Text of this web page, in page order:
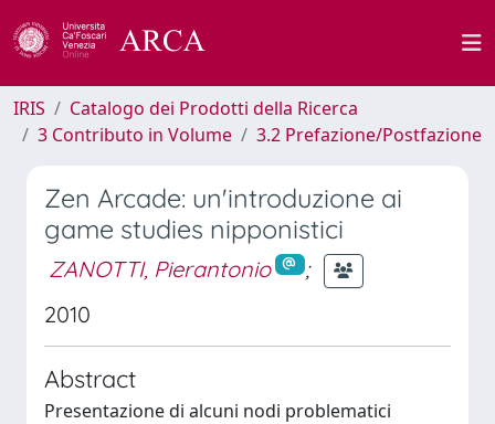
IRIS
Catalogo dei Prodotti della Ricerca
3 Contributo in Volume
3.2 Prefazione/Postfazione
Zen Arcade: un'introduzione ai
game studies nipponistici
ZANOTTI, Pierantonio
;
2010
Abstract
Presentazione di alcuni nodi problematici